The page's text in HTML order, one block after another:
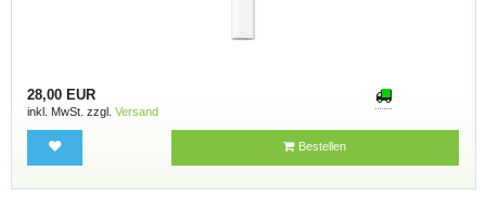
28,00 EUR
inkl. MwSt. zzgl. Versand
Bestellen